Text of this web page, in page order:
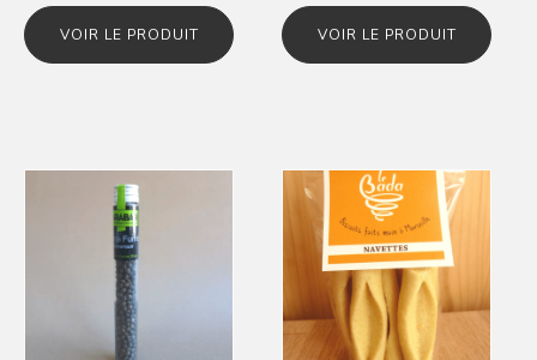
VOIR LE PRODUIT VOIR LE PRODUIT